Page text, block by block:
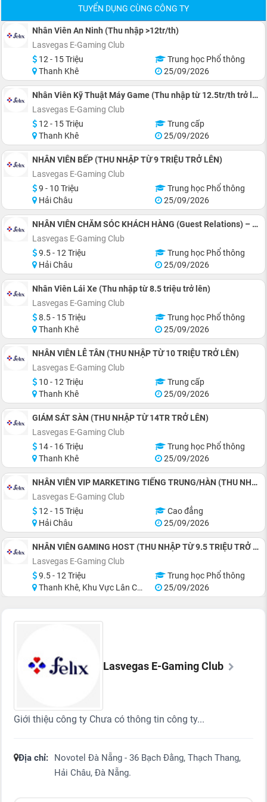
TUYỂN DỤNG CÙNG CÔNG TY
Nhân Viên An Ninh (Thu nhập >12tr/th)
Lasvegas E-Gaming Club
12 - 15 Triệu
Trung học Phổ thông
Thanh Khê
25/09/2026
Nhân Viên Kỹ Thuật Máy Game (Thu nhập từ 12.5tr/th trở lên)
Lasvegas E-Gaming Club
12 - 15 Triệu
Trung cấp
Thanh Khê
25/09/2026
NHÂN VIÊN BẾP (THU NHẬP TỪ 9 TRIỆU TRỞ LÊN)
Lasvegas E-Gaming Club
9 - 10 Triệu
Trung học Phổ thông
Hải Châu
25/09/2026
NHÂN VIÊN CHĂM SÓC KHÁCH HÀNG (Guest Relations) – THU NHẬP TỪ 9,5 TRIỆU TRỞ LÊN
Lasvegas E-Gaming Club
9.5 - 12 Triệu
Trung học Phổ thông
Hải Châu
25/09/2026
Nhân Viên Lái Xe (Thu nhập từ 8.5 triệu trở lên)
Lasvegas E-Gaming Club
8.5 - 15 Triệu
Trung học Phổ thông
Thanh Khê
25/09/2026
NHÂN VIÊN LỄ TÂN (THU NHẬP TỪ 10 TRIỆU TRỞ LÊN)
Lasvegas E-Gaming Club
10 - 12 Triệu
Trung cấp
Thanh Khê
25/09/2026
GIÁM SÁT SÀN (THU NHẬP TỪ 14TR TRỞ LÊN)
Lasvegas E-Gaming Club
14 - 16 Triệu
Trung học Phổ thông
Thanh Khê
25/09/2026
NHÂN VIÊN VIP MARKETING TIẾNG TRUNG/HÀN (THU NHẬP 12 TRIỆU TRỞ LÊN)
Lasvegas E-Gaming Club
12 - 15 Triệu
Cao đẳng
Hải Châu
25/09/2026
NHÂN VIÊN GAMING HOST (THU NHẬP TỪ 9.5 TRIỆU TRỞ LÊN)
Lasvegas E-Gaming Club
9.5 - 12 Triệu
Trung học Phổ thông
Thanh Khê, Khu Vực Lân Cận Đà Nẵng
25/09/2026
Lasvegas E-Gaming Club
Giới thiệu công ty Chưa có thông tin công ty...
Địa chỉ:
Novotel Đà Nẵng - 36 Bạch Đằng, Thạch Thang,
Hải Châu, Đà Nẵng.